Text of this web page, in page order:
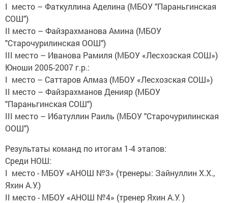
I место – Фаткуллина Аделина (МБОУ "Параньгинская
СОШ")
II место – Файзрахманова Амина (МБОУ
"Старочурилинская ООШ")
III место – Иванова Рамиля (МБОУ «Лесхозская СОШ»)
Юноши 2005-2007 г.р.:
I место – Саттаров Алмаз (МБОУ «Лесхозская СОШ»)
II место – Файзрахманов Денияр (МБОУ
"Параньгинская СОШ")
III место – Ибатуллин Раиль (МБОУ "Старочурилинская
ООШ")
Результаты команд по итогам 1-4 этапов:
Среди НОШ:
I место - МБОУ «АНОШ №3» (тренеры: Зайнуллин Х.Х.,
Яхин А.У.)
II место - МБОУ «АНОШ №4» (тренер Яхин А.У. )